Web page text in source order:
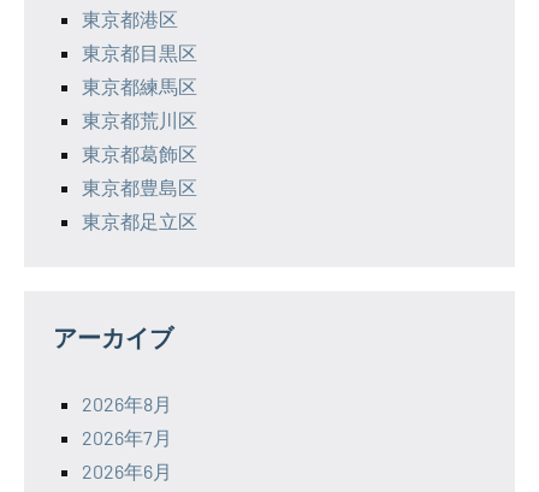
東京都港区
東京都目黒区
東京都練馬区
東京都荒川区
東京都葛飾区
東京都豊島区
東京都足立区
アーカイブ
2026年8月
2026年7月
2026年6月